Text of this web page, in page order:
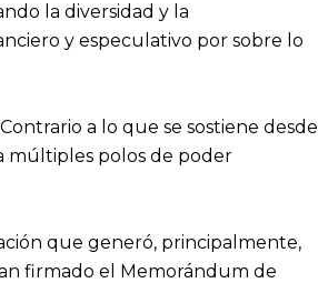
la diversidad y la
y especulativo por sobre lo
a lo que se sostiene desde
múltiples polos de poder
que generó, principalmente,
firmado el Memorándum de